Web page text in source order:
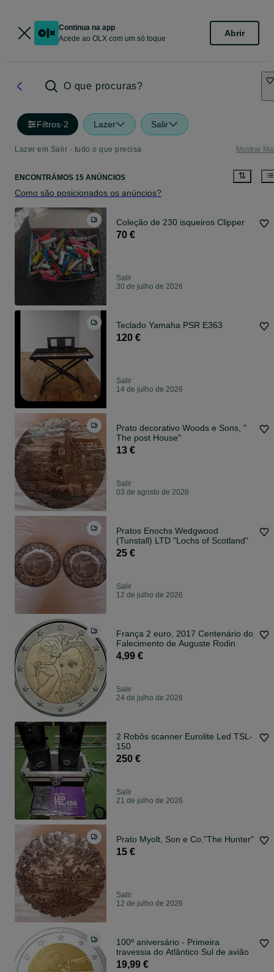
Continua na app
Acede ao OLX com um só toque
Abrir
O que procuras?
Filtros·2 Lazer Salir
Lazer em Salir - tudo o que precisa Mostrar
ENCONTRÁMOS 15 ANÚNCIOS
Como são posicionados os anúncios?
Coleção de 230 isqueiros Clipper
70 €
Salir
30 de julho de 2026
Teclado Yamaha PSR E363
120 €
Salir
14 de julho de 2026
Prato decorativo Woods e Sons, "
The post House"
13 €
Salir
03 de agosto de 2026
Pratos Enochs Wedgwood
(Tunstall) LTD "Lochs of Scotland"
25 €
Salir
12 de julho de 2026
França 2 euro, 2017 Centenário do
Falecimento de Auguste Rodin
4,99 €
Salir
24 de julho de 2026
2 Robôs scanner Eurolite Led TSL-
150
250 €
Salir
21 de julho de 2026
Prato Myolt, Son e Co."The Hunter"
15 €
Salir
12 de julho de 2026
100º aniversário - Primeira
travessia do Atlântico Sul de avião
19,99 €